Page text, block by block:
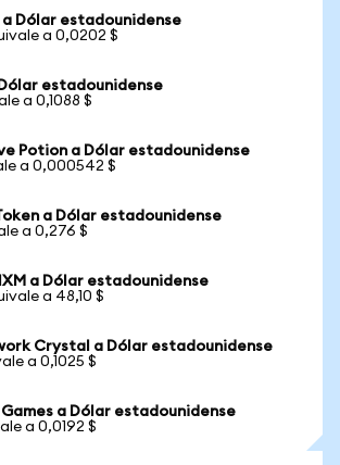
a Dólar estadounidense
a 0,0202 $
estadounidense
a 0,1088 $
Potion a Dólar estadounidense
a 0,000542 $
a Dólar estadounidense
a 0,276 $
a Dólar estadounidense
a 48,10 $
Crystal a Dólar estadounidense
a 0,1025 $
a Dólar estadounidense
a 0,0192 $